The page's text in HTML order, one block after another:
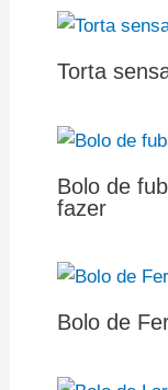
Torta
Bolo de
fazer
Bolo de